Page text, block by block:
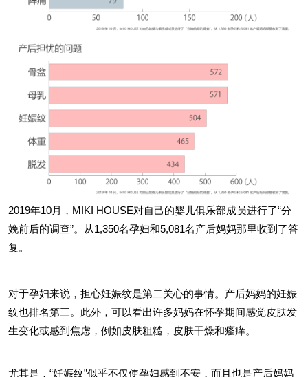
2019年10月，MIKI HOUSE对自己的婴儿俱乐部成员进行了“分
娩前后的调查”。从1,350名孕妇和5,081名产后妈妈那里收到了答
复。
对于孕妇来说，担心妊娠纹是第二关心的事情。产后妈妈的妊娠
纹也排名第三。此外，可以看出许多妈妈在怀孕期间感觉皮肤发
生变化或感到焦虑，例如皮肤粗糙，皮肤干燥和瘙痒。
尤其是，“妊娠纹”似乎不仅使孕妇感到不安，而且也是产后妈妈